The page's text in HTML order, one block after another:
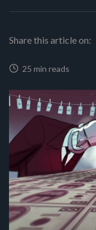
Share this article on:
25 min reads